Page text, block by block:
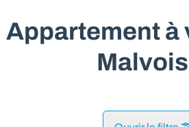
Appartement à